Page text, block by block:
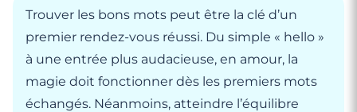
Trouver les bons mots peut être la clé d’un
premier rendez-vous réussi. Du simple « hello »
à une entrée plus audacieuse, en amour, la
magie doit fonctionner dès les premiers mots
échangés. Néanmoins, atteindre l’équilibre